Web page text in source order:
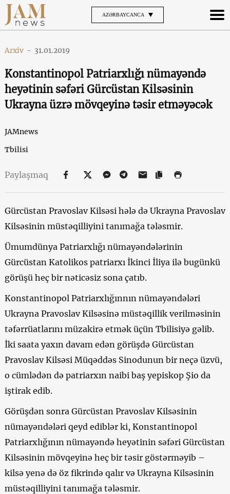
AZƏRBAYCANCA
Arxiv - 31.01.2019
Konstantinopol Patriarxlığı nümayəndə
heyətinin səfəri Gürcüstan Kilsəsinin
Ukrayna üzrə mövqeyinə təsir etməyəcək
JAMnews
Tbilisi
Paylaşmaq
Gürcüstan Pravoslav Kilsəsi hələ də Ukrayna Pravoslav
Kilsəsinin müstəqilliyini tanımağa tələsmir.
Ümumdünya Patriarxlığı nümayəndələrinin
Gürcüstan Katolikos patriarxı İkinci İliya ilə bugünkü
görüşü heç bir nəticəsiz sona çatıb.
Konstantinopol Patriarxlığınnın nümayəndələri
Ukrayna Pravoslav Kilsəsinə müstəqillik verilməsinin
təfərrüatlarını müzakirə etmək üçün Tbilisiyə gəlib.
İki saata yaxın davam edən görüşdə Gürcüstan
Pravoslav Kilsəsi Müqəddəs Sinodunun bir neçə üzvü,
o cümlədən də patriarxın naibi baş yepiskop Şio da
iştirak edib.
Görüşdən sonra Gürcüstan Pravoslav Kilsəsinin
nümayəndələri qeyd ediblər ki, Konstantinopol
Patriarxlığının nümayəndə heyətinin səfəri Gürcüstan
Kilsəsinin mövqeyinə heç bir təsir göstərməyib –
kilsə yenə də öz fikrində qalır və Ukrayna Kilsəsinin
müstəqilliyini tanımağa tələsmir.